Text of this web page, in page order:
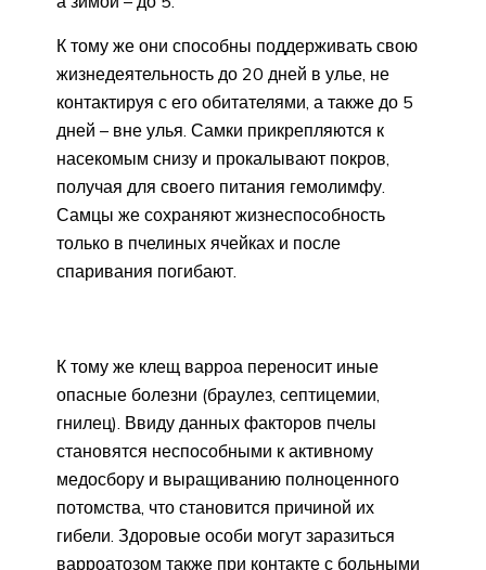
К тому же они способны поддерживать свою
жизнедеятельность до 20 дней в улье, не
контактируя с его обитателями, а также до 5
дней – вне улья. Самки прикрепляются к
насекомым снизу и прокалывают покров,
получая для своего питания гемолимфу.
Самцы же сохраняют жизнеспособность
только в пчелиных ячейках и после
спаривания погибают.
К тому же клещ варроа переносит иные
опасные болезни (браулез, септицемии,
гнилец). Ввиду данных факторов пчелы
становятся неспособными к активному
медосбору и выращиванию полноценного
потомства, что становится причиной их
гибели. Здоровые особи могут заразиться
варроатозом также при контакте с больными